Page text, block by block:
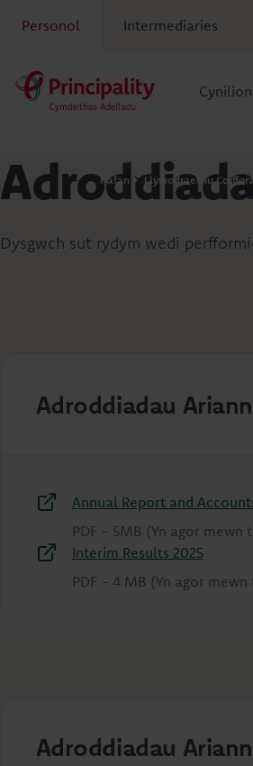
Personol Intermediaries
Cynilion
Hafan Llywodraethu
Dysgwch sut rydym wedi
Adroddiadau
Annual Report and
PDF - 5MB (Yn agor mewn
Interim Results 2025
PDF - 4 MB (Yn agor
Adroddiadau